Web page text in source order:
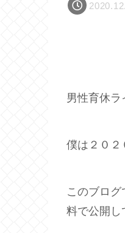
男性育休ラ
僕は２０２
このブロ
料で公開し